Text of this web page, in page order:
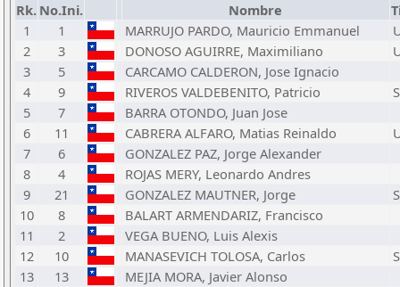
Rk. No.Ini. Nombre
1
1 MARRUJO PARDO, Mauricio Emmanuel
2
3 DONOSO AGUIRRE, Maximiliano
3
5
CARCAMO CALDERON, Jose Ignacio
4
9 RIVEROS VALDEBENITO, Patricio
5
7
BARRA OTONDO, Juan Jose
6
11 CABRERA ALFARO, Matias Reinaldo
7
6
GONZALEZ PAZ, Jorge Alexander
8
4
ROJAS MERY, Leonardo Andres
9
21 GONZALEZ MAUTNER, Jorge
10
8
BALART ARMENDARIZ, Francisco
11
2
VEGA BUENO, Luis Alexis
12
10 MANASEVICH TOLOSA, Carlos
13
13
MEJIA MORA, Javier Alonso